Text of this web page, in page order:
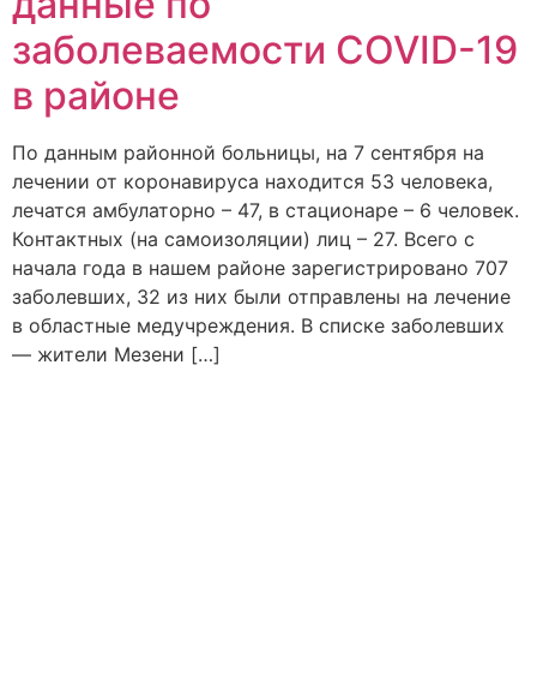
заболеваемости COVID-19
в районе
По данным районной больницы, на 7 сентября на
лечении от коронавируса находится 53 человека,
лечатся амбулаторно – 47, в стационаре – 6 человек.
Контактных (на самоизоляции) лиц – 27. Всего с
начала года в нашем районе зарегистрировано 707
заболевших, 32 из них были отправлены на лечение
в областные медучреждения. В списке заболевших
— жители Мезени […]